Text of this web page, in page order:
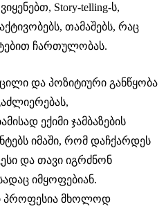
Story-telling-ს,
თამაშებს, რაც
ჩართულობას.
და პოზიტიური განწყობა
ექიმი ჯამბაზების
იმაში, რომ დაჩქარდეს
და თავი იგრძნონ
იმყოფებიან.
პროფესია მხოლოდ